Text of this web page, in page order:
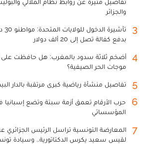
والجزائر
3
بدفع كفالة تصل إلى 20 ألف دولار
4
أضخم ثلاثة سدود بالمغرب: هل حافظت
موجات الحر الصيفية؟
5 تفاصيل منشأة رياضية كبرى مرتقبة بالدار
6
حرب الأرقام تعمق أزمة سبتة وتضع إسبانيا
المؤسساتي
7
المعارضة التونسية تراسل الرئيس الجزائري
لقيس سعيد يكرس الدكتاتورية.. وسيادة